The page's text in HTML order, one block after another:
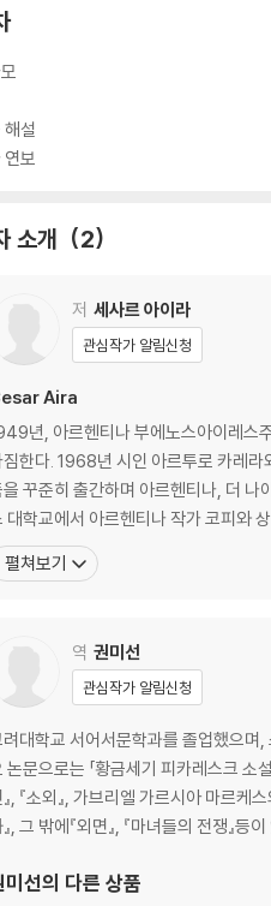
해설
연보
소개 2
저 세사르 아이라
관심작가 알림신청
Aira
년, 아르헨티나 부에노스아이레스
짐한다. 1968년 시인 아르투로 카레
꾸준히 출간하며 아르헨티나, 더 나
대학교에서 아르헨티나 작가 코피와
펼쳐보기
역 권미선
관심작가 알림신청
대학교 서어서문학과를 졸업했으며
논문으로는 「황금세기 피카레스크 소
, 『소외』, 가브리엘 가르시아 마르케
, 그 밖에『외면』, 『마녀들의 전쟁』등
미선의 다른 상품